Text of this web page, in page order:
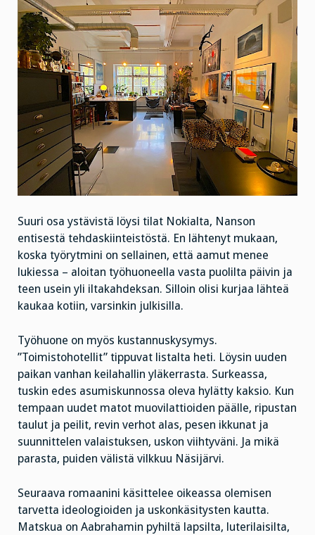
Suuri osa ystävistä löysi tilat Nokialta, Nanson
entisestä tehdaskiinteistöstä. En lähtenyt mukaan,
koska työrytmini on sellainen, että aamut menee
lukiessa – aloitan työhuoneella vasta puolilta päivin ja
teen usein yli iltakahdeksan. Silloin olisi kurjaa lähteä
kaukaa kotiin, varsinkin julkisilla.
Työhuone on myös kustannuskysymys.
”Toimistohotellit” tippuvat listalta heti. Löysin uuden
paikan vanhan keilahallin yläkerrasta. Surkeassa,
tuskin edes asumiskunnossa oleva hylätty kaksio. Kun
tempaan uudet matot muovilattioiden päälle, ripustan
taulut ja peilit, revin verhot alas, pesen ikkunat ja
suunnittelen valaistuksen, uskon viihtyväni. Ja mikä
parasta, puiden välistä vilkkuu Näsijärvi.
Seuraava romaanini käsittelee oikeassa olemisen
tarvetta ideologioiden ja uskonkäsitysten kautta.
Matskua on Aabrahamin pyhiltä lapsilta, luterilaisilta,